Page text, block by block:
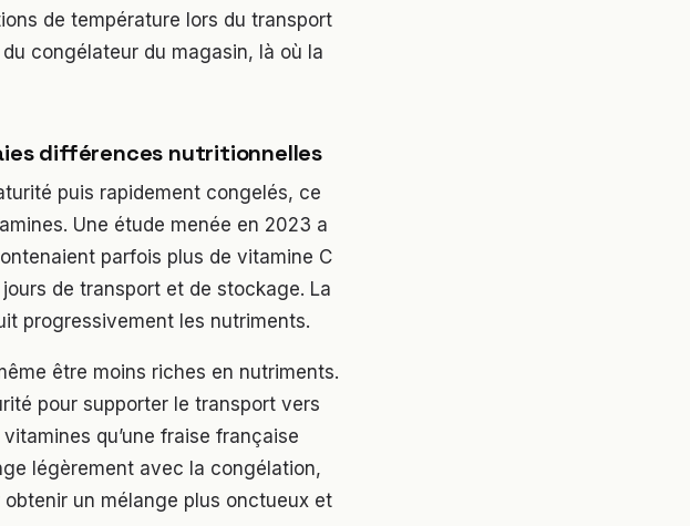
de température lors du transport
congélateur du magasin, là où la
différences nutritionnelles
puis rapidement congelés, ce
Une étude menée en 2023 a
parfois plus de vitamine C
de transport et de stockage. La
progressivement les nutriments.
être moins riches en nutriments.
pour supporter le transport vers
qu’une fraise française
légèrement avec la congélation,
un mélange plus onctueux et